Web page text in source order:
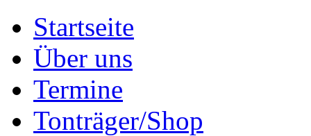
Startseite
Über uns
Termine
Tonträger/Shop